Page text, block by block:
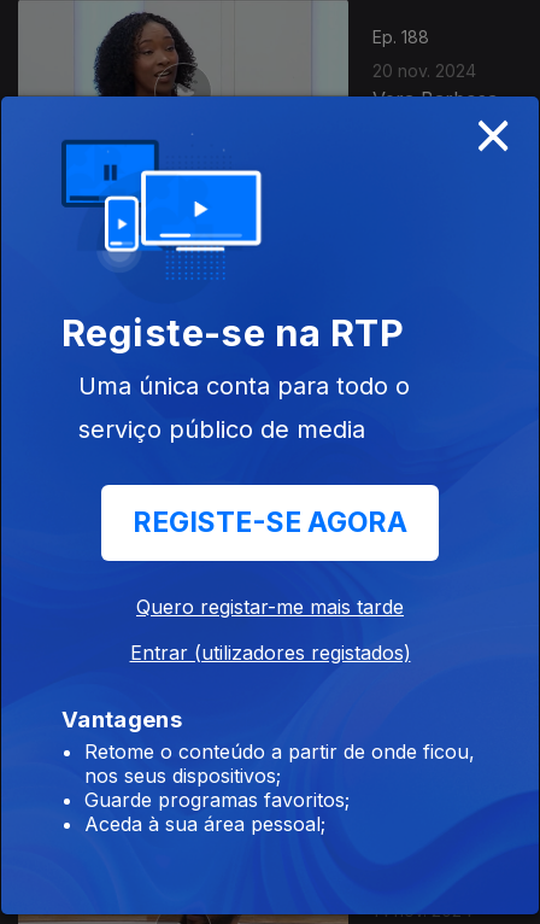
Ep. 188
20 nov. 2024
Vera Barbosa,
Dieg e Diana
Marco
Bontempo e
Neidson Pina,
Élida Almeida e
Adilson
Ep. 185
Mamadú Turé e
14 nov. 2024
×
Registe-se na RTP
Uma única conta para todo o
serviço público de media
REGISTE-SE AGORA
Quero registar-me mais tarde
Entrar (utilizadores registados)
Vantagens
Retome o conteúdo a partir de onde ficou,
nos seus dispositivos;
Guarde programas favoritos;
Aceda à sua área pessoal;